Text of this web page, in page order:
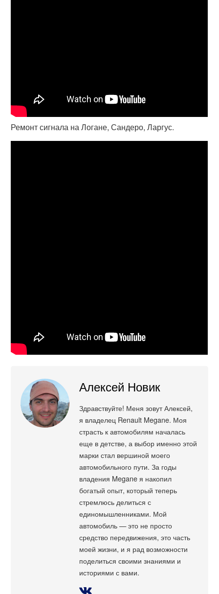
Ремонт сигнала на Логане, Сандеро, Ларгус.
Алексей Новик
Здравствуйте! Меня зовут Алексей,
я владелец Renault Megane. Моя
страсть к автомобилям началась
еще в детстве, а выбор именно этой
марки стал вершиной моего
автомобильного пути. За годы
владения Megane я накопил
богатый опыт, который теперь
стремлюсь делиться с
единомышленниками. Мой
автомобиль — это не просто
средство передвижения, это часть
моей жизни, и я рад возможности
поделиться своими знаниями и
историями с вами.